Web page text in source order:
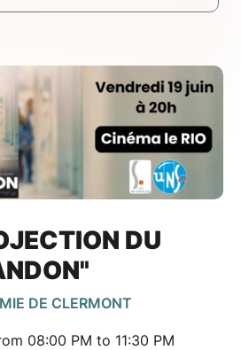
DU
DE CLERMONT
08:00 PM to 11:30 PM